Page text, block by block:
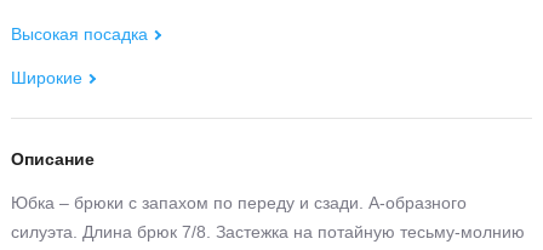
Высокая посадка
Широкие
Описание
Юбка – брюки с запахом по переду и сзади. А-образного
силуэта. Длина брюк 7/8. Застежка на потайную тесьму-молнию